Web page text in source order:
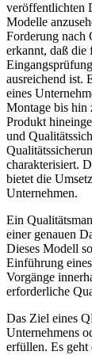
veröffentlichten
Modelle
Forderung nach
erkannt, daß die
ausreichend ist.
eines
Montage bis hin
Produkt
und
charakterisiert.
bietet die
Unternehmen.
Ein
einer genauen
Dieses Modell
Einführung
Vorgänge
erforderliche
Das Ziel eines
Unternehmens
erfüllen. Es geht